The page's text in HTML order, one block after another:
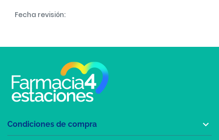
Fecha revisión:
Condiciones de compra 